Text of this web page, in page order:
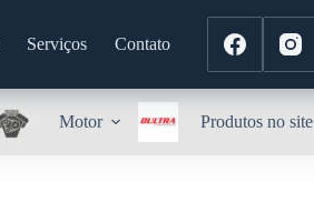
Serviços Contato
Motor Produtos no site